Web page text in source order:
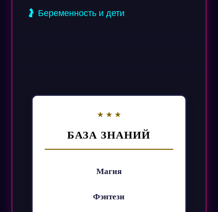
🤰 Беременность и дети
БАЗА ЗНАНИЙ
Магия
Фэнтези